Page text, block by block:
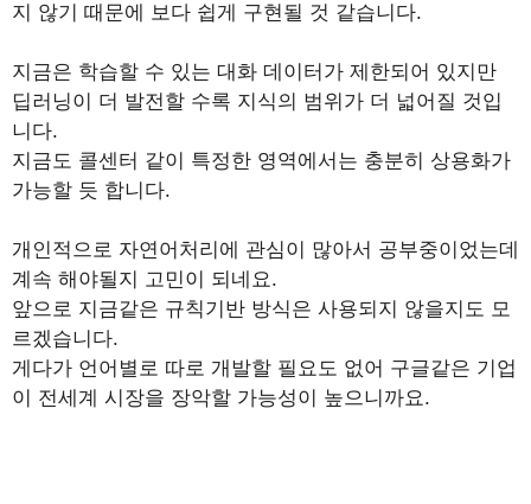
지 않기 때문에 보다 쉽게 구현될 것 같습니다.
지금은 학습할 수 있는 대화 데이터가 제한되어 있지만
딥러닝이 더 발전할 수록 지식의 범위가 더 넓어질 것입
니다.
지금도 콜센터 같이 특정한 영역에서는 충분히 상용화가
가능할 듯 합니다.
개인적으로 자연어처리에 관심이 많아서 공부중이었는데
계속 해야될지 고민이 되네요.
앞으로 지금같은 규칙기반 방식은 사용되지 않을지도 모
르겠습니다.
게다가 언어별로 따로 개발할 필요도 없어 구글같은 기업
이 전세계 시장을 장악할 가능성이 높으니까요.